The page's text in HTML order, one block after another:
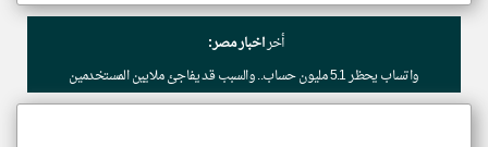
أخراخبار مصر:
واتساب يحظر 5.1 مليون حساب.. والسبب قد يفاجئ ملايين المستخدمين